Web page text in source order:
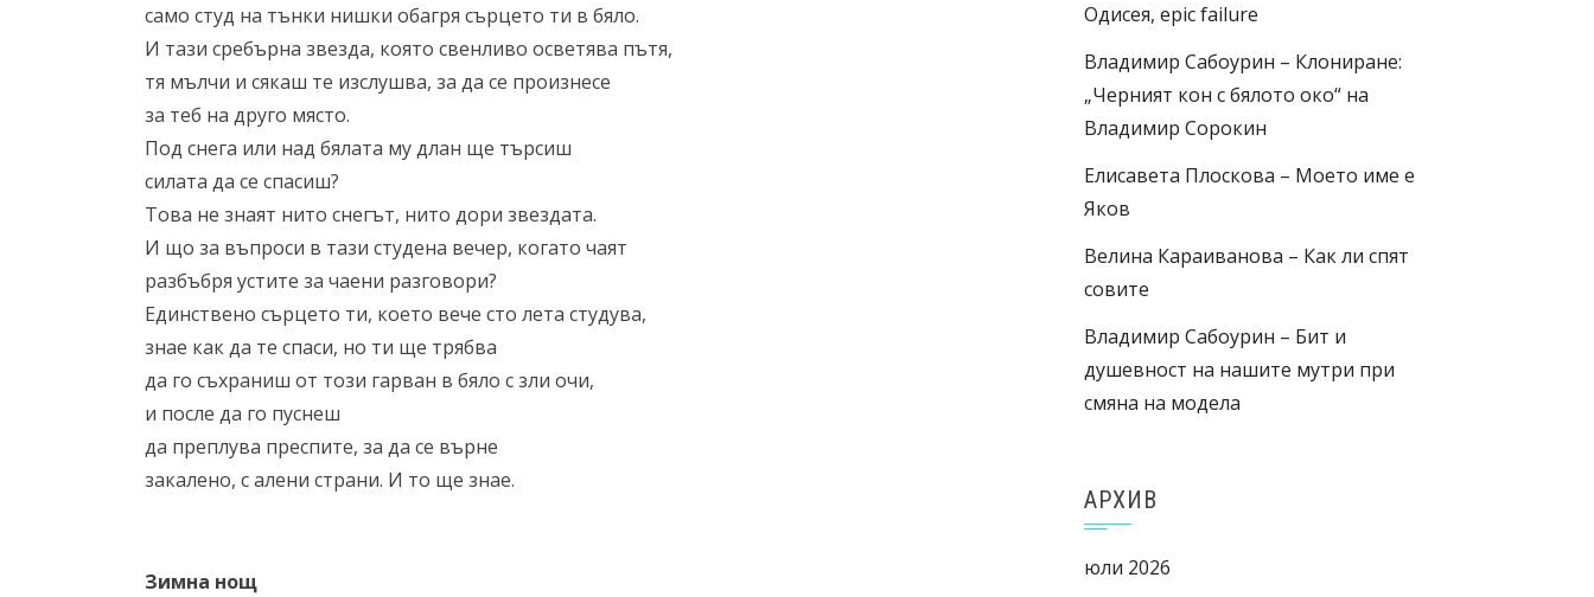
само студ на тънки нишки обагря сърцето ти в бяло.
И тази сребърна звезда, която свенливо осветява пътя,
тя мълчи и сякаш те изслушва, за да се произнесе
за теб на друго място.
Под снега или над бялата му длан ще търсиш
силата да се спасиш?
Това не знаят нито снегът, нито дори звездата.
И що за въпроси в тази студена вечер, когато чаят
разбъбря устите за чаени разговори?
Единствено сърцето ти, което вече сто лета студува,
знае как да те спаси, но ти ще трябва
да го съхраниш от този гарван в бяло с зли очи,
и после да го пуснеш
да преплува преспите, за да се върне
закалено, с алени страни. И то ще знае.
Зимна нощ
Одисея, epic failure
Владимир Сабоурин – Клониране:
„Черният кон с бялото око“ на
Владимир Сорокин
Елисавета Плоскова – Моето име е
Яков
Велина Караиванова – Как ли спят
совите
Владимир Сабоурин – Бит и
душевност на нашите мутри при
смяна на модела
АРХИВ
юли 2026